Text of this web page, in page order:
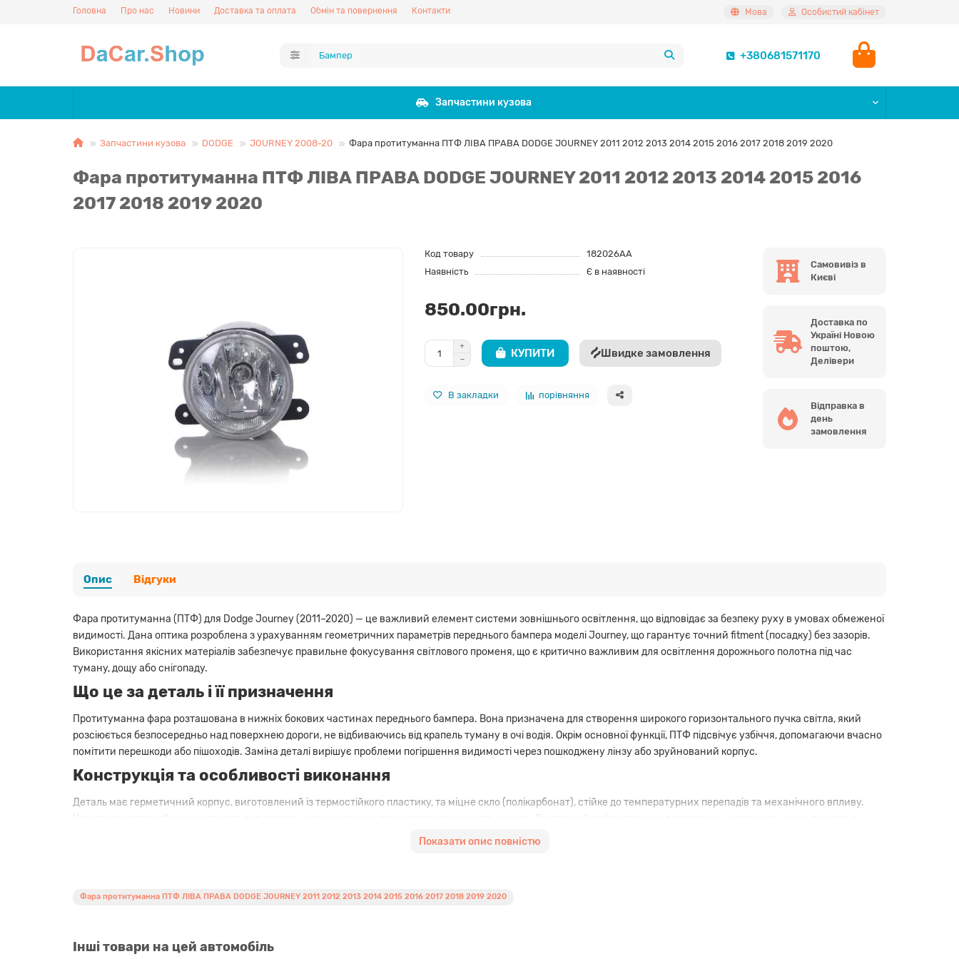
Головна Про нас Новини Доставка та оплата Обмін та повернення Контакти Мова Особистий кабінет
+380681571170
Запчастини кузова
Запчастини кузова DODGE JOURNEY 2008-20 Фара протитуманна ПТФ ЛІВА ПРАВА DODGE JOURNEY 2011 2012 2013 2014 2015 2016 2017 2018 2019 2020
Фара протитуманна ПТФ ЛІВА ПРАВА DODGE JOURNEY 2011 2012 2013 2014 2015 2016
2017 2018 2019 2020
Код товару
182026AA
Наявність
Є в наявності
850.00грн.
КУПИТИ Швидке замовлення
В закладки порівняння
Самовивіз в
Києві
Доставка по
Україні Новою
поштою,
Делівери
Відправка в
день
замовлення
Опис Відгуки
Фара протитуманна (ПТФ) для Dodge Journey (2011–2020) — це важливий елемент системи зовнішнього освітлення, що відповідає за безпеку руху в умовах обмеженої
видимості. Дана оптика розроблена з урахуванням геометричних параметрів переднього бампера моделі Journey, що гарантує точний fitment (посадку) без зазорів.
Використання якісних матеріалів забезпечує правильне фокусування світлового променя, що є критично важливим для освітлення дорожнього полотна під час
туману, дощу або снігопаду.
Що це за деталь і її призначення
Протитуманна фара розташована в нижніх бокових частинах переднього бампера. Вона призначена для створення широкого горизонтального пучка світла, який
розсіюється безпосередньо над поверхнею дороги, не відбиваючись від крапель туману в очі водія. Окрім основної функції, ПТФ підсвічує узбіччя, допомагаючи вчасно
помітити перешкоди або пішоходів. Заміна деталі вирішує проблеми погіршення видимості через пошкоджену лінзу або зруйнований корпус.
Конструкція та особливості виконання
Деталь має герметичний корпус, виготовлений із термостійкого пластику, та міцне скло (полікарбонат), стійке до температурних перепадів та механічного впливу.
Конструкція передбачає наявність регулювального механізму для налаштування кута нахилу. Внутрішній рефлектор має дзеркальне напилення, що не тьмяніє з
часом. При встановленні важливо дотримуватися torque specs (моментів затяжки) кріпильних гвинтів, щоб уникнути пошкодження пластикових вушок корпусу фари.
Дана фара має повну сумісність із автомобілями Dodge Journey випуску 2011–2020 років. Завдяки універсальній конструкції, деталь може встановлюватися як на ліву,
Показати опис повністю
Фара протитуманна ПТФ ЛІВА ПРАВА DODGE JOURNEY 2011 2012 2013 2014 2015 2016 2017 2018 2019 2020
Інші товари на цей автомобіль